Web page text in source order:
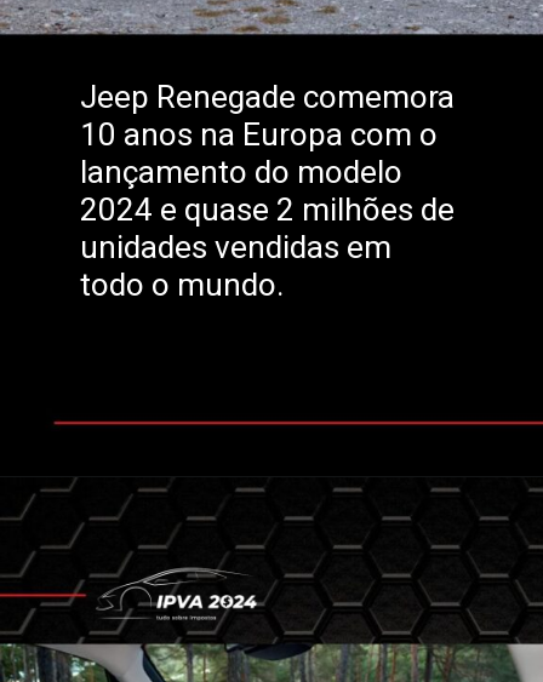
Jeep Renegade comemora
10 anos na Europa com o
lançamento do modelo
2024 e quase 2 milhões de
unidades vendidas em
todo o mundo.